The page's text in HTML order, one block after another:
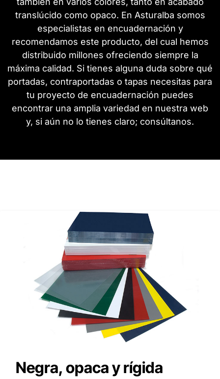
translúcido como opaco. En Asturalba somos
especialistas en encuadernación y
recomendamos este producto, del cual hemos
distribuido millones ofreciendo siempre la
máxima calidad. Si tienes alguna duda sobre qué
portadas, contraportadas o tapas necesitas para
tu proyecto de encuadernación puedes
encontrar una amplia variedad en nuestra web
y, si aún no lo tienes claro; consúltanos.
Negra, opaca y rígida